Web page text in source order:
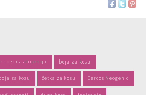
alopecija boja za kosu
za kosu četka za kosu Dercos Neogenic